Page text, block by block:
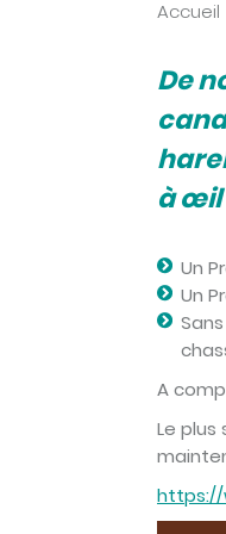
Accueil
De
à œil
Un
Un
A
Le
https://